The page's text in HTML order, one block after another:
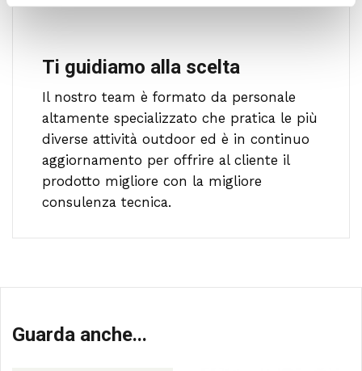
Ti guidiamo alla scelta
Il nostro team è formato da personale
altamente specializzato che pratica le più
diverse attività outdoor ed è in continuo
aggiornamento per offrire al cliente il
prodotto migliore con la migliore
consulenza tecnica.
Guarda anche...